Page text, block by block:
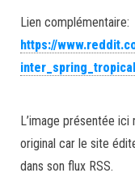
Lien complémentaire:
https://
L’image présentée ici
original car le site
dans son flux RSS.